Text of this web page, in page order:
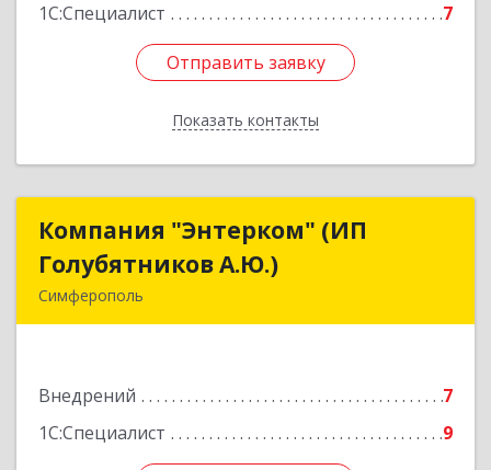
1С:Специалист
7
Отправить заявку
Показать контакты
Отправить заявку
Назад
Компания "Энтерком" (ИП
Голубятников А.Ю.)
Симферополь
Внедрений
7
1С:Специалист
9
Компания "Энтерком" (ИП
Голубятников А.Ю.)
Подробнее